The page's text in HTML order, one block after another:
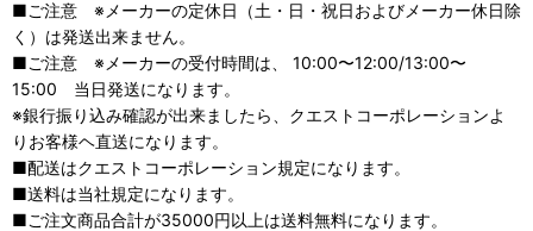
■ご注意 ※メーカーの定休日（土・日・祝日およびメーカー休日除
く）は発送出来ません。
■ご注意 ※メーカーの受付時間は、 10:00〜12:00/13:00〜
15:00 当日発送になります。
※銀行振り込み確認が出来ましたら、クエストコーポレーションよ
りお客様ヘ直送になります。
■配送はクエストコーポレーション規定になります。
■送料は当社規定になります。
■ご注文商品合計が35000円以上は送料無料になります。